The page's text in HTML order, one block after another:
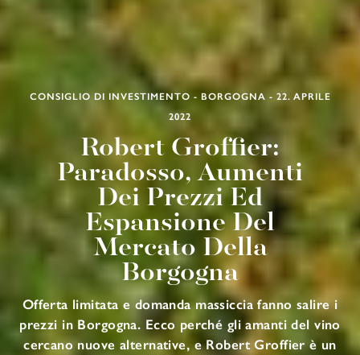
CONSIGLIO DI INVESTIMENTO - BORGOGNA - 22. APRILE
2022
Robert Groffier:
Paradosso, Aumenti
Dei Prezzi Ed
Espansione Del
Mercato Della
Borgogna
Offerta limitata e domanda massiccia fanno salire i
prezzi in Borgogna. Ecco perché gli amanti del vino
cercano nuove alternative, e Robert Groffier è un